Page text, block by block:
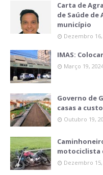
Carta de
de Saúde de
município
Dezembro 16,
IMAS:
Março 19,
Governo de
casas a
Outubro 19,
motociclista
Dezembro 15,